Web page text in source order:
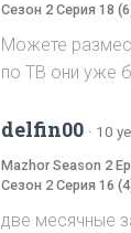
Сезон 2 Серия 18
Можете
по ТВ они уже
delfin00 · 10
Mazhor Season 2
Сезон 2 Серия 16
две месячные